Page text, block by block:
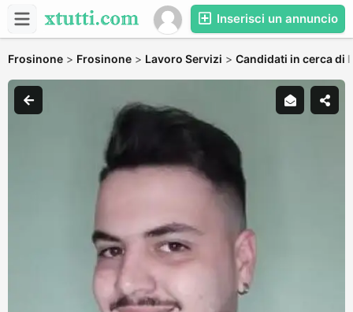
Inserisci un annuncio
Frosinone > Frosinone > Lavoro Servizi > Candidati in cerca di